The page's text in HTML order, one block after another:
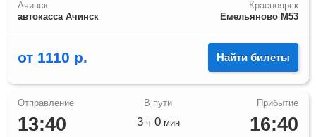
Ачинск
автокасса Ачинск
Красноярск
Емельяново М53
от 1110 р. Найти билеты
13:40 16:40
3ч 0мин